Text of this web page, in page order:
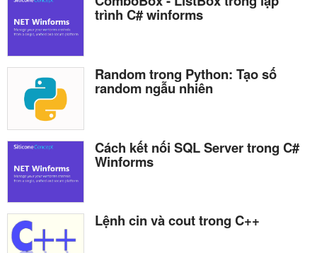
trình C# winforms
Random trong Python: Tạo số
random ngẫu nhiên
Cách kết nối SQL Server trong C#
Winforms
Lệnh cin và cout trong C++